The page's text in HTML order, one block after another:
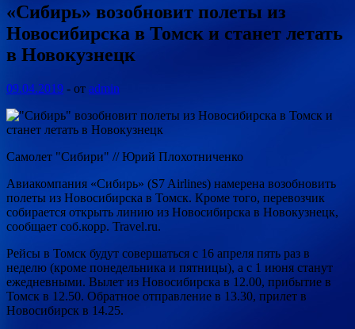
«Сибирь» возобновит полеты из
Новосибирска в Томск и станет летать
в Новокузнецк
09.04.2019 - от admin
Самолет "Сибири" // Юрий Плохотниченко
Авиакомпания «Сибирь» (S7 Airlines) намерена возобновить
полеты из Новосибирска в Томск. Кроме того, перевозчик
собирается открыть линию из Новосибирска в Новокузнецк,
сообщает соб.корр. Travel.ru.
Рейсы в Томск будут совершаться с 16 апреля пять раз в
неделю (кроме понедельника и пятницы), а с 1 июня станут
ежедневными. Вылет из Новосибирска в 12.00, прибытие в
Томск в 12.50. Обратное отправление в 13.30, прилет в
Новосибирск в 14.25.